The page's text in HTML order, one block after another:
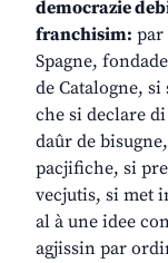
democrazie
franchisim: par
Spagne,
de Catalogne,
che si declare
daûr de
pacjifiche, si
vecjutis, si met
al à une idee
agjissin par